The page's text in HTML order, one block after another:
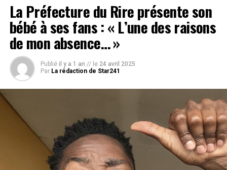
La Préfecture du Rire présente son
bébé à ses fans : « L’une des raisons
de mon absence… »
Publié il y a 1 an // le 24 avril 2025
Par La rédaction de Star241